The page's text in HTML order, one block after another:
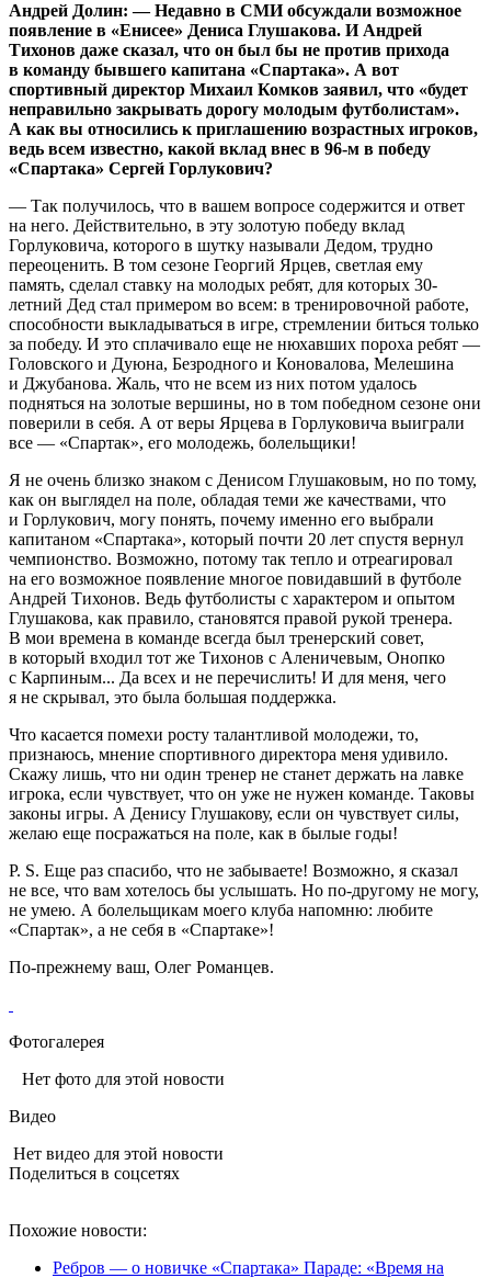
Андрей Долин: — Недавно в СМИ обсуждали возможное
появление в «Енисее» Дениса Глушакова. И Андрей
Тихонов даже сказал, что он был бы не против прихода
в команду бывшего капитана «Спартака». А вот
спортивный директор Михаил Комков заявил, что «будет
неправильно закрывать дорогу молодым футболистам».
А как вы относились к приглашению возрастных игроков,
ведь всем известно, какой вклад внес в 96-м в победу
«Спартака» Сергей Горлукович?
— Так получилось, что в вашем вопросе содержится и ответ
на него. Действительно, в эту золотую победу вклад
Горлуковича, которого в шутку называли Дедом, трудно
переоценить. В том сезоне Георгий Ярцев, светлая ему
память, сделал ставку на молодых ребят, для которых 30-
летний Дед стал примером во всем: в тренировочной работе,
способности выкладываться в игре, стремлении биться только
за победу. И это сплачивало еще не нюхавших пороха ребят —
Головского и Дуюна, Безродного и Коновалова, Мелешина
и Джубанова. Жаль, что не всем из них потом удалось
подняться на золотые вершины, но в том победном сезоне они
поверили в себя. А от веры Ярцева в Горлуковича выиграли
все — «Спартак», его молодежь, болельщики!
Я не очень близко знаком с Денисом Глушаковым, но по тому,
как он выглядел на поле, обладая теми же качествами, что
и Горлукович, могу понять, почему именно его выбрали
капитаном «Спартака», который почти 20 лет спустя вернул
чемпионство. Возможно, потому так тепло и отреагировал
на его возможное появление многое повидавший в футболе
Андрей Тихонов. Ведь футболисты с характером и опытом
Глушакова, как правило, становятся правой рукой тренера.
В мои времена в команде всегда был тренерский совет,
в который входил тот же Тихонов с Аленичевым, Онопко
с Карпиным... Да всех и не перечислить! И для меня, чего
я не скрывал, это была большая поддержка.
Что касается помехи росту талантливой молодежи, то,
признаюсь, мнение спортивного директора меня удивило.
Скажу лишь, что ни один тренер не станет держать на лавке
игрока, если чувствует, что он уже не нужен команде. Таковы
законы игры. А Денису Глушакову, если он чувствует силы,
желаю еще посражаться на поле, как в былые годы!
P. S. Еще раз спасибо, что не забываете! Возможно, я сказал
не все, что вам хотелось бы услышать. Но по-другому не могу,
не умею. А болельщикам моего клуба напомню: любите
«Спартак», а не себя в «Спартаке»!
По-прежнему ваш, Олег Романцев.
Фотогалерея
Нет фото для этой новости
Видео
Нет видео для этой новости
Поделиться в соцсетях
Похожие новости:
Ребров — о новичке «Спартака» Параде: «Время на